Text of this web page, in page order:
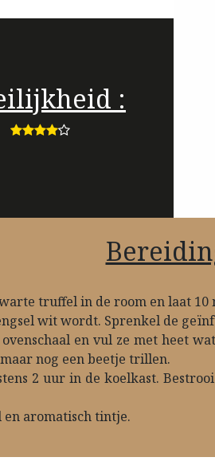
truffel in de room en laat
wit wordt. Sprenkel de
en vul ze met heet
nog een beetje trillen.
2 uur in de koelkast.
aromatisch tintje.
: